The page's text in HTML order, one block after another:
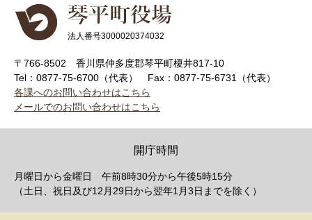
法人番号3000020374032
〒766-8502 香川県仲多度郡琴平町榎井817-10
Tel：0877-75-6700（代表）
Fax：0877-75-6731（代表）
各課へのお問い合わせはこちら
メールでのお問い合わせはこちら
開庁時間
月曜日から金曜日 午前8時30分から午後5時15分
（土日、祝日及び12月29日から翌年1月3日までを除く）